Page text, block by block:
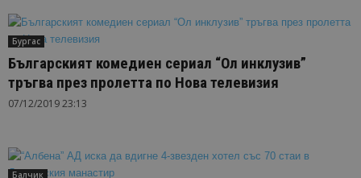
Бургас
Българският комедиен сериал “Ол инклузив”
тръгва през пролетта по Нова телевизия
07/12/2019 23:13
Балчик